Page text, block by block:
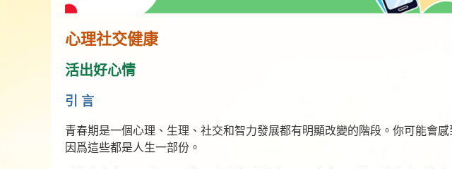
心理社交健康
活出好心情
引 言
青春期是一個心理、生理、社交和智力發展都有明顯改變的階段。你可能會
因爲這些都是人生一部份。